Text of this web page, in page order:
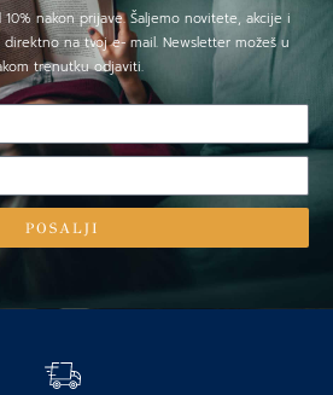
nakon prijave. Šaljemo novitete, akcije i
na tvoj e- mail. Newsletter možeš u
trenutku odjaviti.
POSALJI